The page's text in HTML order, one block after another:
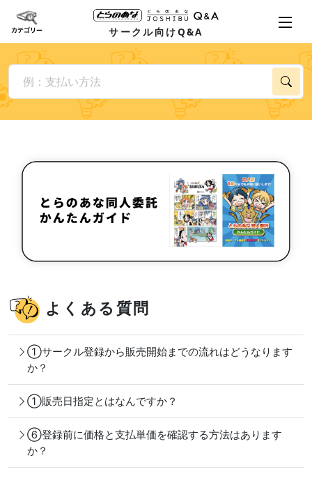
サークル向けQ&A
よくある質問
①サークル登録から販売開始までの流れはどうなります
か？
①販売日指定とはなんですか？
⑥登録前に価格と支払単価を確認する方法はあります
か？